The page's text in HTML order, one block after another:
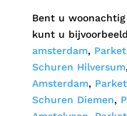
Bent u
kunt u
amsterdam,
Schuren Hilversum,
Amsterdam,
Schuren Diemen,